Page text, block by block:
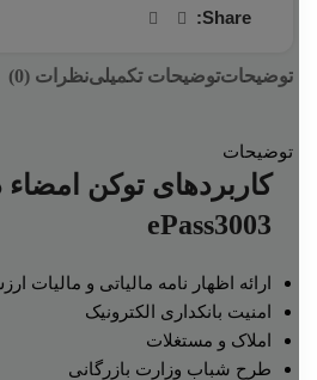
Share:
توضیحاتتوضیحات تکمیلینظرات (0)
توضیحات
کاربردهای توکن امضاء
ePass3003
ارائه اظهار نامه مالیاتی و مالیات
امنیت بانکداری الکترونیک
املاک و مستغلات
طرح شباب وزارت بازرگانی